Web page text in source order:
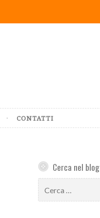
CONTATTI
Cerca nel blog
per: